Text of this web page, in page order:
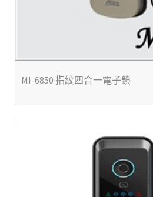
MI-6850 指紋四合一電子鎖